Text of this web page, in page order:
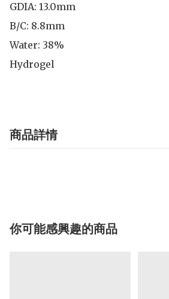
GDIA: 13.0mm
B/C: 8.8mm
Water: 38%
Hydrogel
商品詳情
你可能感興趣的商品